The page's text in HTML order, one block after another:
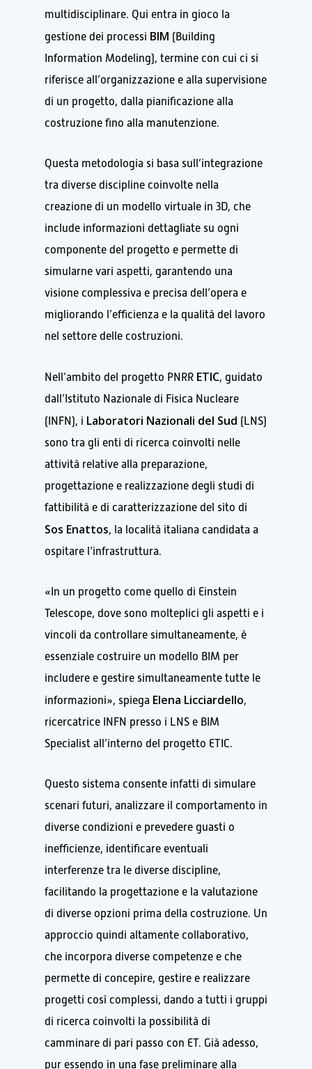
multidisciplinare. Qui entra in gioco la
gestione dei processi BIM (Building
Information Modeling), termine con cui ci si
riferisce all’organizzazione e alla supervisione
di un progetto, dalla pianificazione alla
costruzione fino alla manutenzione.
Questa metodologia si basa sull’integrazione
tra diverse discipline coinvolte nella
creazione di un modello virtuale in 3D, che
include informazioni dettagliate su ogni
componente del progetto e permette di
simularne vari aspetti, garantendo una
visione complessiva e precisa dell’opera e
migliorando l’efficienza e la qualità del lavoro
nel settore delle costruzioni.
Nell’ambito del progetto PNRR ETIC, guidato
dall’Istituto Nazionale di Fisica Nucleare
(INFN), i Laboratori Nazionali del Sud (LNS)
sono tra gli enti di ricerca coinvolti nelle
attività relative alla preparazione,
progettazione e realizzazione degli studi di
fattibilità e di caratterizzazione del sito di
Sos Enattos, la località italiana candidata a
ospitare l’infrastruttura.
«In un progetto come quello di Einstein
Telescope, dove sono molteplici gli aspetti e i
vincoli da controllare simultaneamente, è
essenziale costruire un modello BIM per
includere e gestire simultaneamente tutte le
informazioni», spiega Elena Licciardello,
ricercatrice INFN presso i LNS e BIM
Specialist all’interno del progetto ETIC.
Questo sistema consente infatti di simulare
scenari futuri, analizzare il comportamento in
diverse condizioni e prevedere guasti o
inefficienze, identificare eventuali
interferenze tra le diverse discipline,
facilitando la progettazione e la valutazione
di diverse opzioni prima della costruzione. Un
approccio quindi altamente collaborativo,
che incorpora diverse competenze e che
permette di concepire, gestire e realizzare
progetti così complessi, dando a tutti i gruppi
di ricerca coinvolti la possibilità di
camminare di pari passo con ET. Già adesso,
pur essendo in una fase preliminare alla